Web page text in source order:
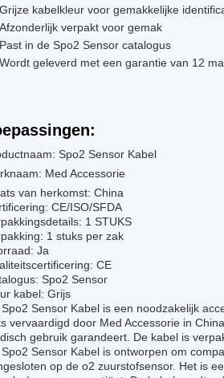
Grijze kabelkleur voor gemakkelijke
Afzonderlijk verpakt voor gemak
Past in de Spo2 Sensor catalogus
Wordt geleverd met een garantie van 12
Spo2 Sensor Kabel
Med Accessorie
van herkomst: China
CE/ISO/SFDA
1 STUKS
1 stuks per zak
Ja
CE
Spo2 Sensor
kabel: Grijs
Spo2 Sensor Kabel is een noodzakelijk
vervaardigd door Med Accessorie in
gebruik garandeert. De kabel is
Spo2 Sensor Kabel is ontworpen om
op de o2 zuurstofsensor. Het is